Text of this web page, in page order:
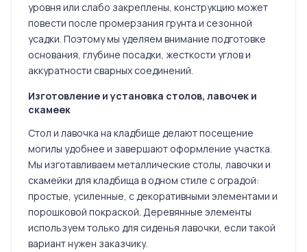
уровня или слабо закреплены, конструкцию может
повести после промерзания грунта и сезонной
усадки. Поэтому мы уделяем внимание подготовке
основания, глубине посадки, жесткости углов и
аккуратности сварных соединений.
Изготовление и установка столов, лавочек и
скамеек
Стол и лавочка на кладбище делают посещение
могилы удобнее и завершают оформление участка.
Мы изготавливаем металлические столы, лавочки и
скамейки для кладбища в одном стиле с оградой:
простые, усиленные, с декоративными элементами и
порошковой покраской. Деревянные элементы
используем только для сиденья лавочки, если такой
вариант нужен заказчику.